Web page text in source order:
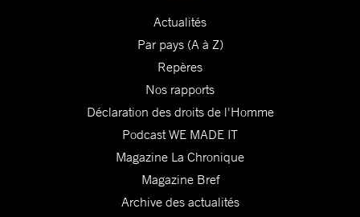
Actualités
Par pays (A à Z)
Repères
Nos rapports
Déclaration des droits de l'Homme
Podcast WE MADE IT
Magazine La Chronique
Magazine Bref
Archive des actualités